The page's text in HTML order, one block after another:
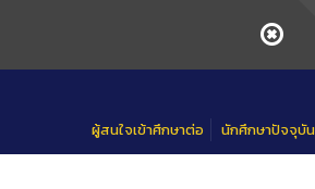
ผู้สนใจเข้าศึกษาต่อ นักศึกษาปัจจุบัน